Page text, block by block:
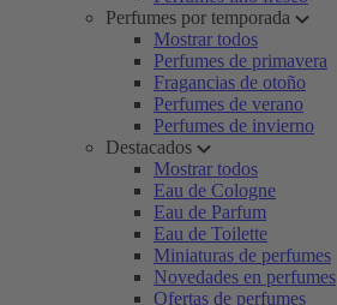
Perfumes por temporada
Mostrar todos
Perfumes de primavera
Fragancias de otoño
Perfumes de verano
Perfumes de invierno
Destacados
Mostrar todos
Eau de Cologne
Eau de Parfum
Eau de Toilette
Miniaturas de perfumes
Novedades en perfumes
Ofertas de perfumes